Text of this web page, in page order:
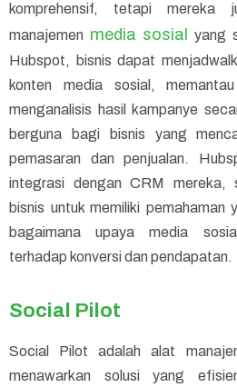
komprehensif, tetapi mereka
manajemen media sosial
yang
Hubspot, bisnis dapat
konten media sosial,
menganalisis hasil kampanye
berguna bagi bisnis yang
pemasaran dan penjualan.
integrasi dengan CRM mereka,
bisnis untuk memiliki pemahaman
bagaimana upaya media
terhadap konversi dan pendapatan.
Social Pilot
Social Pilot adalah alat
menawarkan solusi yang